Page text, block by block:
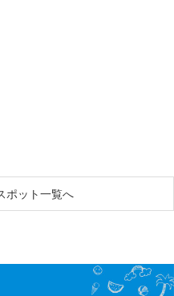
ポット一覧へ